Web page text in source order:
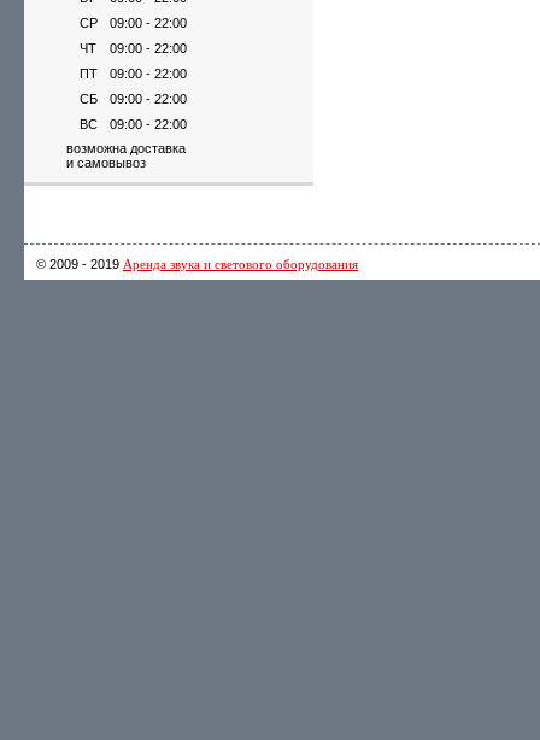
СР
09:00 - 22:00
ЧТ
09:00 - 22:00
ПТ
09:00 - 22:00
СБ
09:00 - 22:00
ВС
09:00 - 22:00
возможна доставка
и самовывоз
© 2009 - 2019 Аренда звука и светового оборудования